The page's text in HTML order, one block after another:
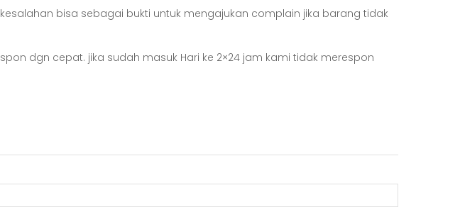
bisa sebagai bukti untuk mengajukan complain jika barang tidak
dgn cepat. jika sudah masuk Hari ke 2×24 jam kami tidak merespon